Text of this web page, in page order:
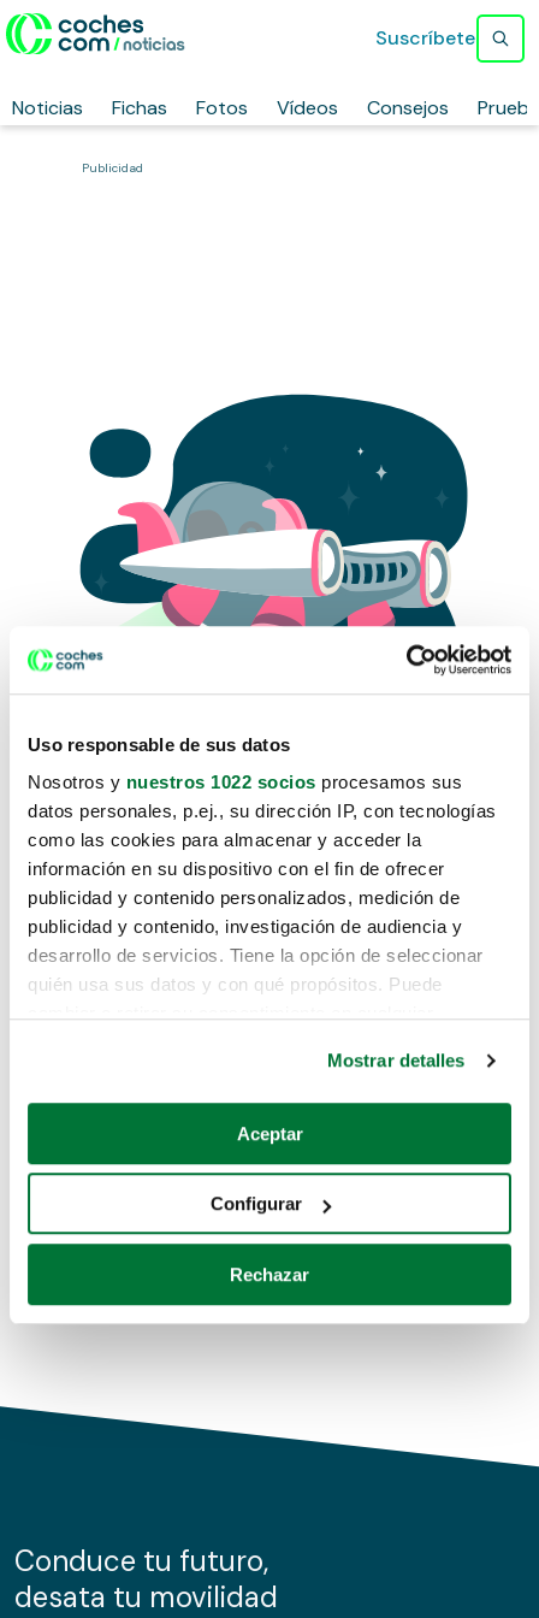
Uso responsable de sus datos
Nosotros y nuestros 1022 socios procesamos sus
datos personales, p.ej., su dirección IP, con tecnologías
como las cookies para almacenar y acceder la
información en su dispositivo con el fin de ofrecer
publicidad y contenido personalizados, medición de
publicidad y contenido, investigación de audiencia y
desarrollo de servicios. Tiene la opción de seleccionar
quién usa sus datos y con qué propósitos. Puede
Si lo permite, también quisiéramos:
Recopilar información sobre su ubicación geográfica
Identificar su dispositivo analizándolo activamente
para buscar características específicas (huellas
Obtenga más información sobre cómo se procesan sus
de cookies.
información sobre el uso que haga del sitio web con
nuestros partners de redes sociales, publicidad y análisis
Mostrar detalles
Aceptar
Configurar
Rechazar
Noticias Fichas Fotos Vídeos Consejos
Suscríbete
Publicidad
Lo sentimos, no sabemos como
te hemos traido hasta aquí.
Pero puedes encontrar el coche que estás
buscando en alguno de estos enlaces:
Coches de segunda mano
Coches de km0
Conduce tu futuro,
desata tu movilidad